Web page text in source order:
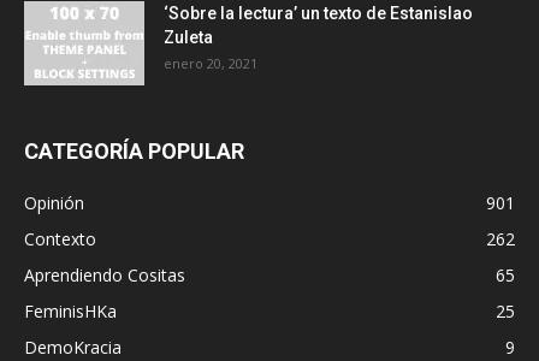
‘Sobre la lectura’ un texto de Estanislao
Zuleta
enero 20, 2021
CATEGORÍA POPULAR
Opinión
901
Contexto
262
Aprendiendo Cositas
65
FeminisHKa
25
DemoKracia
9